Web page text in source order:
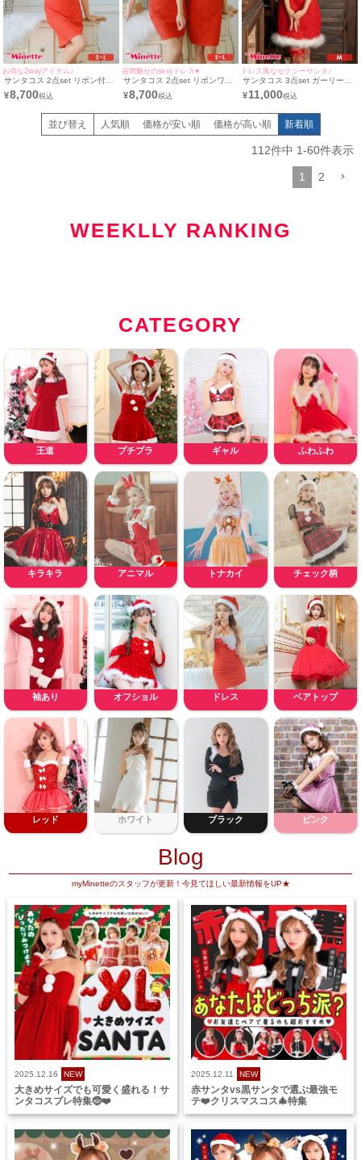
お得な2wayアイテム♪
サンタコス 2点set リボン付き
ワンショルダータイトシースル
ーフラワーレース サンタ コス
¥8,700
谷間魅せのsexyドレス♥
サンタコス 2点set リボンワン
ショルダージップシアーレース
サンタ コスプレ [ワンピース
¥8,700
ドレス風なセクシーサンタ♪
サンタコス 3点set ガーリーリ
ボン付きキラキラツイード サ
ンタ コスプレ [ワンピース+サ
¥11,000
並び替え 人気順 価格が安い順 価格が高い順 新着順
112件中 1-60件表示
1 2
WEEKLLY RANKING
CATEGORY
王道 プチプラ ギャル ふわふわ
キラキラ アニマル トナカイ チェック柄
袖あり オフショル ドレス ベアトップ
レッド ホワイト ブラック ピンク
Blog
myMinetteのスタッフが更新！今見てほしい最新情報をUP★
2025.12.16 NEW
大きめサイズでも可愛く盛れる！サ
ンタコスプレ特集🤶❤️
2025.12.11 NEW
赤サンタvs黒サンタで選ぶ最強モ
テ❤️クリスマスコス🎄特集